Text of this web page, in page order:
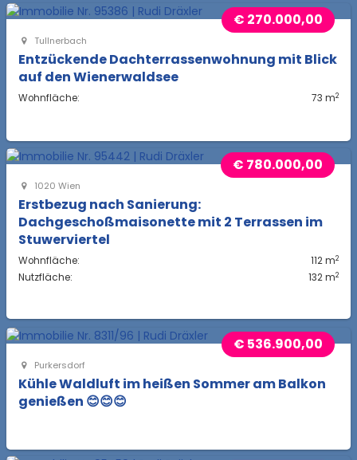
€ 270.000,00
Tullnerbach
Entzückende Dachterrassenwohnung mit Blick
auf den Wienerwaldsee
Wohnfläche: 73 m2
€ 780.000,00
1020 Wien
Erstbezug nach Sanierung:
Dachgeschoßmaisonette mit 2 Terrassen im
Stuwerviertel
Wohnfläche: 112 m2
Nutzfläche: 132 m2
€ 536.900,00
Purkersdorf
Kühle Waldluft im heißen Sommer am Balkon
genießen 😊😊😊